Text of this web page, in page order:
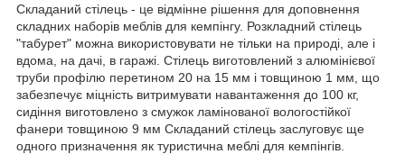
Складаний стілець - це відмінне рішення для доповнення
складних наборів меблів для кемпінгу. Розкладний стілець
"табурет" можна використовувати не тільки на природі, але і
вдома, на дачі, в гаражі. Стілець виготовлений з алюмінієвої
труби профілю перетином 20 на 15 мм і товщиною 1 мм, що
забезпечує міцність витримувати навантаження до 100 кг,
сидіння виготовлено з смужок ламінованої вологостійкої
фанери товщиною 9 мм Складаний стілець заслуговує ще
одного призначення як туристична меблі для кемпінгів.